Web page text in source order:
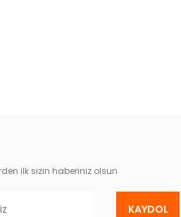
ilk sizin haberiniz olsun
KAYDOL